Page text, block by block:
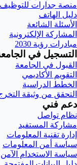
منصة جدارات للتوظيف
دليل الهاتف
الأسئلة الشائعة
المشاركة الإلكترونية
مبادرات رؤية 2030
التسجيل في
القبول في الجامعة
التقويم الأكاديمي
الخطط الدراسية
التحقق من وثيقة
دعم فني
نظام تواصل
مشاركة المستفيد
إدارة تقنية المعلومات
سياسة أمن المعلومات
سياسة الاستخدام الآمن